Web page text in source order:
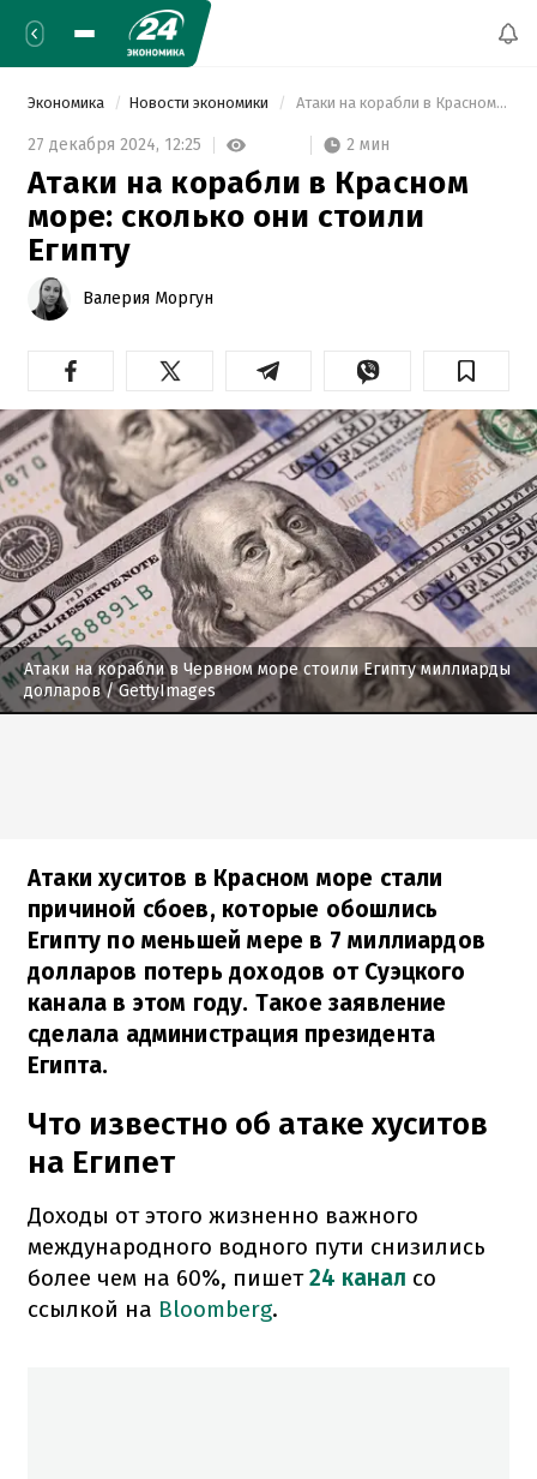
Экономика Новости экономики Атаки на корабли в Красном море: сколько они стоили Египту
27 декабря 2024, 12:25 2 мин
Атаки на корабли в Красном
море: сколько они стоили
Египту
Валерия Моргун
Атаки на корабли в Червном море стоили Египту миллиарды
долларов/ GettyImages
Атаки хуситов в Красном море стали
причиной сбоев, которые обошлись
Египту по меньшей мере в 7 миллиардов
долларов потерь доходов от Суэцкого
канала в этом году. Такое заявление
сделала администрация президента
Египта.
Что известно об атаке хуситов
на Египет
Доходы от этого жизненно важного
международного водного пути снизились
более чем на 60%, пишет24 канал со
ссылкой на Bloomberg.